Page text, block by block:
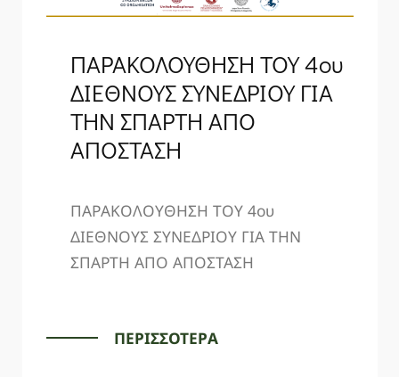
ΠΑΡΑΚΟΛΟΥΘΗΣΗ ΤΟΥ 4ου
ΔΙΕΘΝΟΥΣ ΣΥΝΕΔΡΙΟΥ ΓΙΑ
ΤΗΝ ΣΠΑΡΤΗ ΑΠΟ
ΑΠΟΣΤΑΣΗ
ΠΑΡΑΚΟΛΟΥΘΗΣΗ ΤΟΥ 4ου
ΔΙΕΘΝΟΥΣ ΣΥΝΕΔΡΙΟΥ ΓΙΑ ΤΗΝ
ΣΠΑΡΤΗ ΑΠΟ ΑΠΟΣΤΑΣΗ
ΠΕΡΙΣΣΟΤΕΡΑ